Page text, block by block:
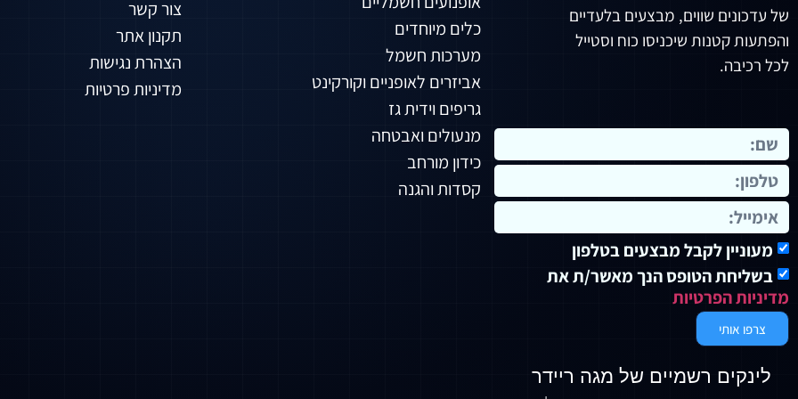
של עדכונים שווים, מבצעים בלעדיים
והפתעות קטנות שיכניסו כוח וסטייל
לכל רכיבה.
מעוניין לקבל מבצעים בטלפון
בשליחת הטופס הנך מאשר/ת את
מדיניות הפרטיות
צרפו אותי
כלים מיוחדים
מערכות חשמל
אביזרים לאופניים וקורקינט
גריפים וידית גז
מנעולים ואבטחה
כידון מורחב
קסדות והגנה
צור קשר
תקנון אתר
הצהרת נגישות
מדיניות פרטיות
לינקים רשמיים של מגה ריידר